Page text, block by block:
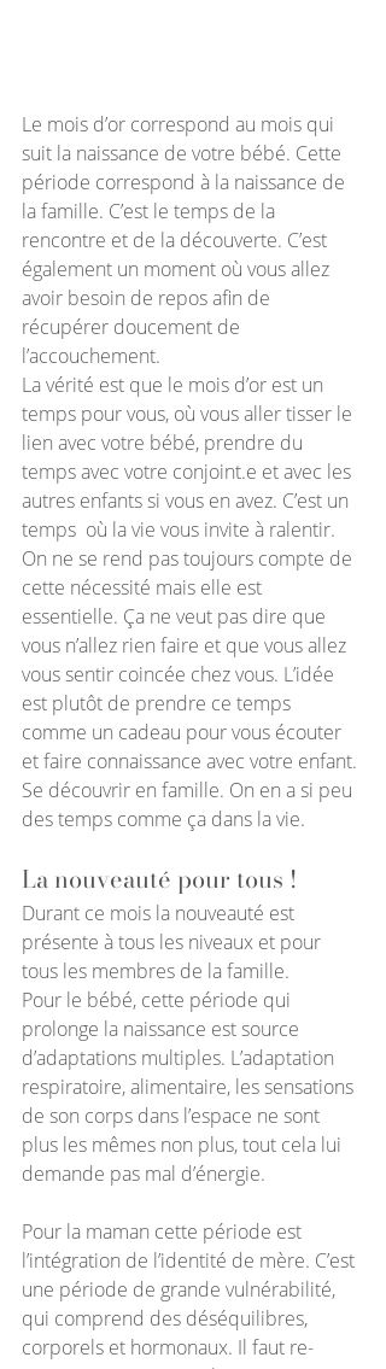
Le mois d’or correspond au mois qui
suit la naissance de votre bébé. Cette
période correspond à la naissance de
la famille. C’est le temps de la
rencontre et de la découverte. C’est
également un moment où vous allez
avoir besoin de repos afin de
récupérer doucement de
l’accouchement.
La vérité est que le mois d’or est un
temps pour vous, où vous aller tisser le
lien avec votre bébé, prendre du
temps avec votre conjoint.e et avec les
autres enfants si vous en avez. C’est un
temps  où la vie vous invite à ralentir.
On ne se rend pas toujours compte de
cette nécessité mais elle est
essentielle. Ça ne veut pas dire que
vous n’allez rien faire et que vous allez
vous sentir coincée chez vous. L’idée
est plutôt de prendre ce temps
comme un cadeau pour vous écouter
et faire connaissance avec votre enfant.
Se découvrir en famille. On en a si peu
des temps comme ça dans la vie.
La nouveauté pour tous !
Durant ce mois la nouveauté est
présente à tous les niveaux et pour
tous les membres de la famille.
Pour le bébé, cette période qui
prolonge la naissance est source
d’adaptations multiples. L’adaptation
respiratoire, alimentaire, les sensations
de son corps dans l’espace ne sont
plus les mêmes non plus, tout cela lui
demande pas mal d’énergie.
Pour la maman cette période est
l’intégration de l’identité de mère. C’est
une période de grande vulnérabilité,
qui comprend des déséquilibres,
corporels et hormonaux. Il faut re-